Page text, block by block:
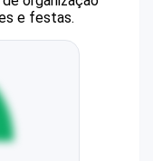
e festas.